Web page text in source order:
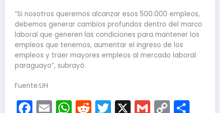
“Si nosotros queremos alcanzar esos 500.000 empleos,
debemos generar cambios profundos dentro del marco
laboral que generen las condiciones para mantener los
empleos que tenemos, aumentar el ingreso de los
empleos y traer mayores empleos al mercado laboral
paraguayo”, subrayó.
Fuente:UH
Facebook
EmailWhatsApp
Reddit
Twitter
X Gmail
Copy